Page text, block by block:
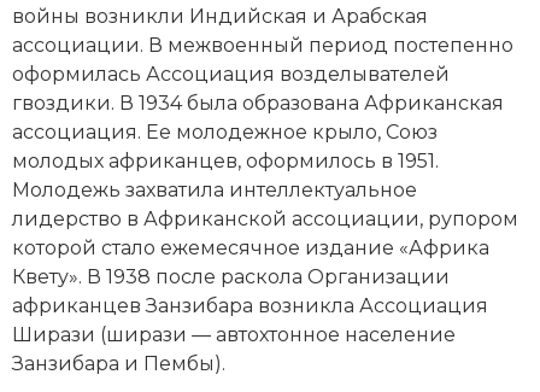
вой­ны возникли Индийская и Арабская
ассоциации. В межвоенный период постепенно
оформилась Ассоциация возделывателей
гвоздики. В 1934 была образована Африканская
ассоциация. Ее молодежное крыло, Союз
молодых африканцев, оформилось в 1951.
Молодежь захватила интеллектуальное
лидерство в Африканской ассоциации, рупором
которой стало ежемесячное издание «Африка
Квету». В 1938 после раскола Организации
африканцев Занзибара возникла Ассоциация
Ширази (ширази — автохтонное население
Занзибара и Пембы).